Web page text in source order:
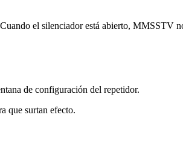
el silenciador está abierto, MMSSTV
de configuración del repetidor.
que surtan efecto.